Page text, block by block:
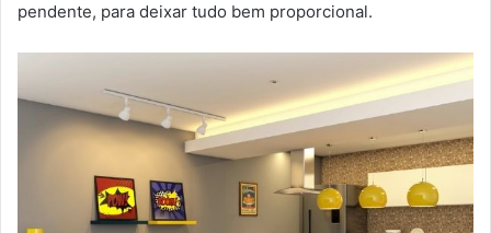
pendente, para deixar tudo bem proporcional.